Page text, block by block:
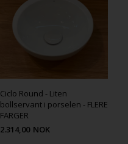
Ciclo Round - Liten
bollservant i porselen - FLERE
FARGER
2.314,00 NOK